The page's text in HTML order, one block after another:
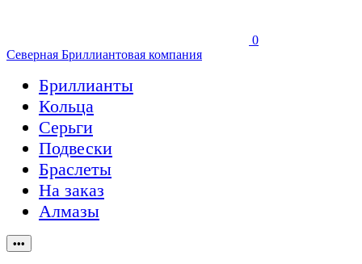
0
Северная Бриллиантовая компания
Бриллианты
Кольца
Серьги
Подвески
Браслеты
На заказ
Алмазы
•••